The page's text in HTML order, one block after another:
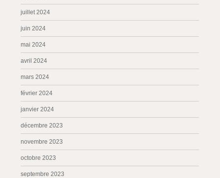
juillet 2024
juin 2024
mai 2024
avril 2024
mars 2024
février 2024
janvier 2024
décembre 2023
novembre 2023
octobre 2023
septembre 2023